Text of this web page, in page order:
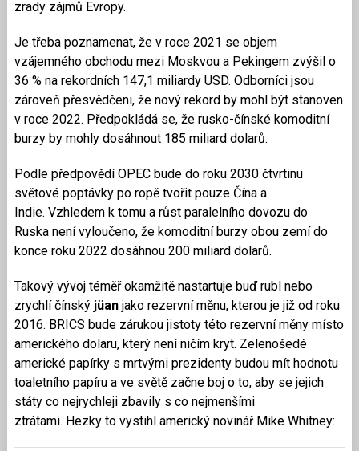
zrady zájmů Evropy.
Je třeba poznamenat, že v roce 2021 se objem
vzájemného obchodu mezi Moskvou a Pekingem zvýšil o
36 % na rekordních 147,1 miliardy USD. Odborníci jsou
zároveň přesvědčeni, že nový rekord by mohl být stanoven
v roce 2022. Předpokládá se, že rusko-čínské komoditní
burzy by mohly dosáhnout 185 miliard dolarů.
Podle předpovědí OPEC bude do roku 2030 čtvrtinu
světové poptávky po ropě tvořit pouze Čína a
Indie. Vzhledem k tomu a růst paralelního dovozu do
Ruska není vyloučeno, že komoditní burzy obou zemí do
konce roku 2022 dosáhnou 200 miliard dolarů.
Takový vývoj téměř okamžitě nastartuje buď rubl nebo
zrychlí čínský jüanjako rezervní měnu, kterou je již od roku
2016. BRICS bude zárukou jistoty této rezervní měny místo
amerického dolaru, který není ničím kryt. Zelenošedé
americké papírky s mrtvými prezidenty budou mít hodnotu
toaletního papíru a ve světě začne boj o to, aby se jejich
státy co nejrychleji zbavily s co nejmenšími
ztrátami. Hezky to vystihl americký novinář Mike Whitney: